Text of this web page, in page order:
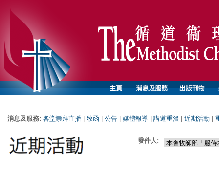
消息及服務: 各堂崇拜直播 牧函 公告 媒體報導 講道重溫 近期活動
發件人: